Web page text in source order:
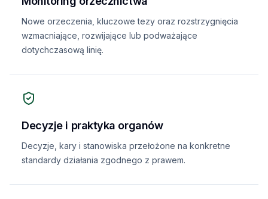
Nowe orzeczenia, kluczowe tezy oraz rozstrzygnięcia
wzmacniające, rozwijające lub podważające
dotychczasową linię.
Decyzje i praktyka organów
Decyzje, kary i stanowiska przełożone na konkretne
standardy działania zgodnego z prawem.